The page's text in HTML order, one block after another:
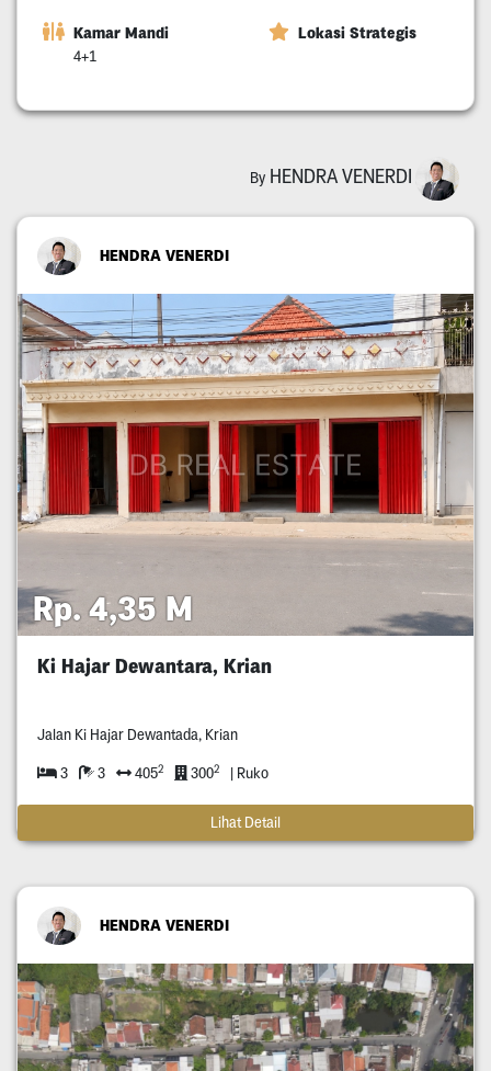
Kamar Mandi
4+1
Lokasi Strategis
By HENDRA VENERDI
HENDRA VENERDI
Rp. 4,35 M
Ki Hajar Dewantara, Krian
Jalan Ki Hajar Dewantada, Krian
3 3 4052 3002 | Ruko
Lihat Detail
HENDRA VENERDI